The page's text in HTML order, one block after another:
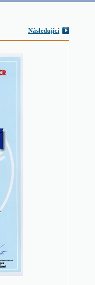
Následující